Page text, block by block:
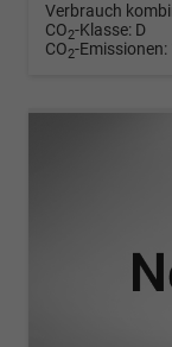
Verbrauch
CO2-Klasse: D
CO2-Emissionen: